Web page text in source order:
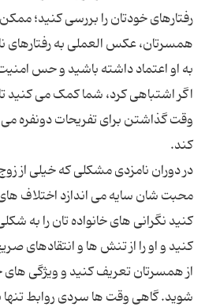
رفتارهای خودتان را بررسی کنید؛
به او اعتماد داشته باشید و حس
وقت گذاشتن برای تفریحات دونفره
در دوران نامزدی مشکلی که خیلی از
محبت شان سایه می اندازد اختلاف
کنید نگرانی های خانواده تان را به
از همسرتان تعریف کنید و ویژگی های
شوید. گاهی وقت ها سردی روابط تنها